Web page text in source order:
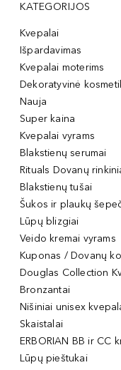
KATEGORIJOS
Kvepalai
Išpardavimas
Kvepalai moterims
Dekoratyvinė
Nauja
Super kaina
Kvepalai vyrams
Blakstienų serumai
Rituals Dovanų
Blakstienų tušai
Šukos ir plaukų
Lūpų blizgiai
Veido kremai vyrams
Kuponas / Dovanų
Douglas Collection
Bronzantai
Nišiniai unisex
Skaistalai
ERBORIAN BB ir CC
Lūpų pieštukai